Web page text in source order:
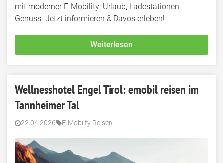
mit moderner E-Mobility: Urlaub, Ladestationen,
Genuss. Jetzt informieren & Davos erleben!
Weiterlesen
Wellnesshotel Engel Tirol: emobil reisen im
Tannheimer Tal
22.04.2026 E-Mobilty Reisen